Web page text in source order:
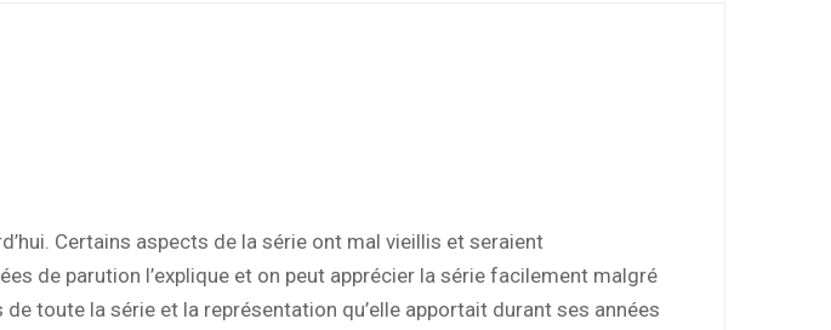
Certains aspects de la série ont mal vieillis et seraient
de parution l’explique et on peut apprécier la série facilement malgré
toute la série et la représentation qu’elle apportait durant ses années